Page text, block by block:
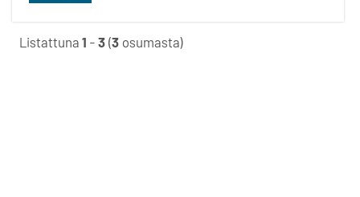
Listattuna1 -3 (3 osumasta)